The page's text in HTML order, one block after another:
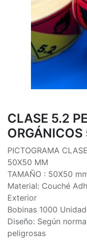
CLASE 5.2
PICTOGRAMA
50X50 MM
TAMAÑO : 50X50
Material: Couché
Exterior
Bobinas 1000
Diseño: Según
peligrosas